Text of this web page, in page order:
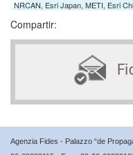
NRCAN, Esri Japan, METI, Esri
Compartir:
Agenzia Fides - Palazzo “de